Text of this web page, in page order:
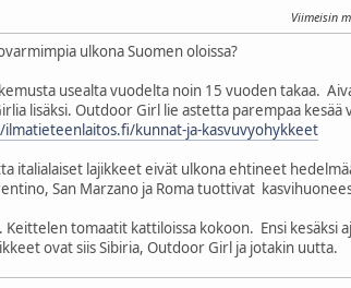
Viimeisin
ulkona Suomen oloissa?
usealta vuodelta noin 15 vuoden takaa.
lisäksi. Outdoor Girl lie astetta parempaa kesää
kunnat-ja-kasvuvyohykkeet
italialaiset lajikkeet eivät ulkona ehtineet
San Marzano ja Roma tuottivat
Keittelen tomaatit kattiloissa kokoon. Ensi
ovat siis Sibiria, Outdoor Girl ja jotakin uutta.